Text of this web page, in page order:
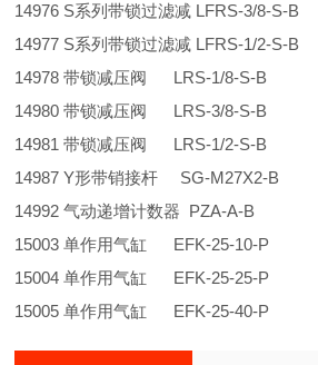
14976 S系列带锁过滤减 LFRS-3/8-S-B
14977 S系列带锁过滤减 LFRS-1/2-S-B
14978 带锁减压阀 LRS-1/8-S-B
14980 带锁减压阀 LRS-3/8-S-B
14981 带锁减压阀 LRS-1/2-S-B
14987 Y形带销接杆 SG-M27X2-B
14992 气动递增计数器 PZA-A-B
15003 单作用气缸 EFK-25-10-P
15004 单作用气缸 EFK-25-25-P
15005 单作用气缸 EFK-25-40-P